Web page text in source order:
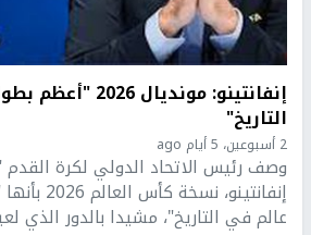
إنفانتينو:
التاريخ"
2 أسبوعين، 5 أيام ago
وصف رئيس الاتحاد الدولي لكرة القدم
عالم في التاريخ"، مشيدا بالدور الذي